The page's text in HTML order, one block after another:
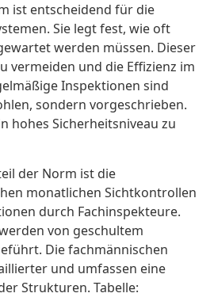
ist entscheidend für die
Sie legt fest, wie oft
werden müssen. Dieser
vermeiden und die Effizienz im
Inspektionen sind
sondern vorgeschrieben.
hohes Sicherheitsniveau zu
der Norm ist die
monatlichen Sichtkontrollen
durch Fachinspekteure.
von geschultem
Die fachmännischen
und umfassen eine
Strukturen. Tabelle: